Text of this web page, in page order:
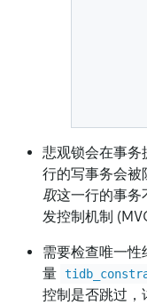
悲观锁会在事务
行的写事务会被
取这一行的事务
发控制机制
需要检查唯一
量
控制是否跳过，